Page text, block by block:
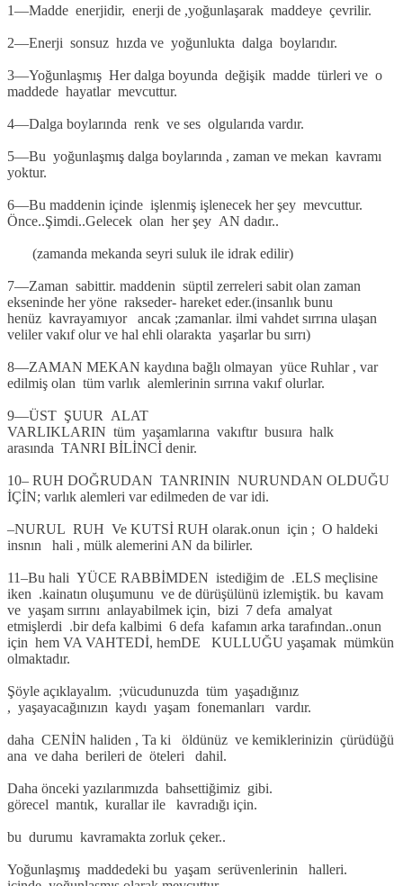
1—Madde enerjidir, enerji de ,yoğunlaşarak maddeye çevrilir.
2—Enerji sonsuz hızda ve yoğunlukta dalga boylarıdır.
3—Yoğunlaşmış Her dalga boyunda değişik madde türleri ve o
maddede hayatlar mevcuttur.
4—Dalga boylarında renk ve ses olgularıda vardır.
5—Bu yoğunlaşmış dalga boylarında , zaman ve mekan kavramı
yoktur.
6—Bu maddenin içinde işlenmiş işlenecek her şey mevcuttur.
Önce..Şimdi..Gelecek olan her şey AN dadır..
(zamanda mekanda seyri suluk ile idrak edilir)
7—Zaman sabittir. maddenin süptil zerreleri sabit olan zaman
ekseninde her yöne rakseder- hareket eder.(insanlık bunu
henüz kavrayamıyor ancak ;zamanlar. ilmi vahdet sırrına ulaşan
veliler vakıf olur ve hal ehli olarakta yaşarlar bu sırrı)
8—ZAMAN MEKAN kaydına bağlı olmayan yüce Ruhlar , var
edilmiş olan tüm varlık alemlerinin sırrına vakıf olurlar.
9—ÜST ŞUUR ALAT
VARLIKLARIN tüm yaşamlarına vakıftır busııra halk
arasında TANRI BİLİNCİ denir.
10– RUH DOĞRUDAN TANRININ NURUNDAN OLDUĞU
İÇİN; varlık alemleri var edilmeden de var idi.
–NURUL RUH Ve KUTSİ RUH olarak.onun için ; O haldeki
insnın hali , mülk alemerini AN da bilirler.
11–Bu hali YÜCE RABBİMDEN istediğim de .ELS meçlisine
iken .kainatın oluşumunu ve de dürüşülünü izlemiştik. bu kavam
ve yaşam sırrını anlayabilmek için, bizi 7 defa amalyat
etmişlerdi .bir defa kalbimi 6 defa kafamın arka tarafından..onun
için hem VA VAHTEDİ, hemDE KULLUĞU yaşamak mümkün
olmaktadır.
Şöyle açıklayalım. ;vücudunuzda tüm yaşadığınız
, yaşayacağınızın kaydı yaşam fonemanları vardır.
daha CENİN haliden , Ta ki öldünüz ve kemiklerinizin çürüdüğü
ana ve daha berileri de öteleri dahil.
Daha önceki yazılarımızda bahsettiğimiz gibi.
görecel mantık, kurallar ile kavradığı için.
bu durumu kavramakta zorluk çeker..
Yoğunlaşmış maddedeki bu yaşam serüvenlerinin halleri.